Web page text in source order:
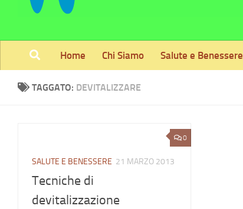
Home Chi Siamo Salute e Benessere
TAGGATO: DEVITALIZZARE
0
SALUTE E BENESSERE 21 MARZO 2013
Tecniche di
devitalizzazione